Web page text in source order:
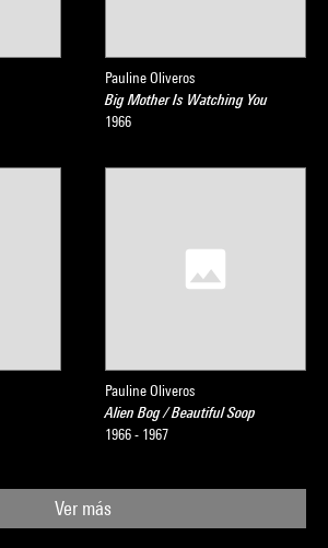
Pauline Oliveros
Big Mother Is Watching You
1966
Pauline Oliveros
Alien Bog / Beautiful Soop
1966 - 1967
Ver más